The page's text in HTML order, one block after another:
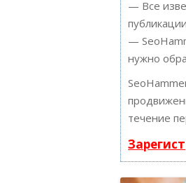
— Все
—
нужно
течение